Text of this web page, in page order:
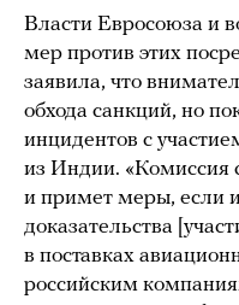
Власти Евросоюза и
мер против этих
заявила, что
обхода санкций, но
инцидентов с
из Индии. «Комиссия
и примет меры, если и
доказательства
в поставках
российским